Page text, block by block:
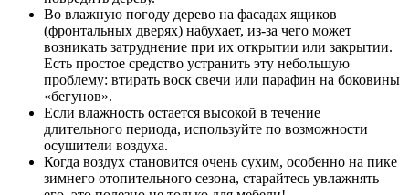
Во влажную погоду дерево на фасадах ящиков
(фронтальных дверях) набухает, из-за чего может
возникать затруднение при их открытии или закрытии.
Есть простое средство устранить эту небольшую
проблему: втирать воск свечи или парафин на боковины
«бегунов».
Если влажность остается высокой в течение
длительного периода, используйте по возможности
осушители воздуха.
Когда воздух становится очень сухим, особенно на пике
зимнего отопительного сезона, старайтесь увлажнять